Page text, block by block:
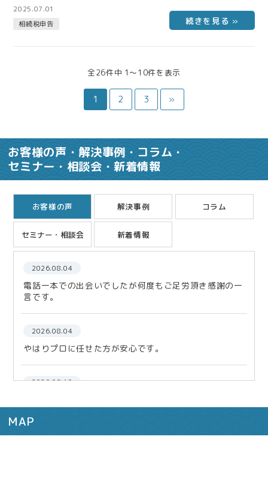
かせください。 相続に対する税金やその他、わからない事だ
らけだった。 当事務所にご相談いただくことで不安は解消さ
れましたか? 当事務所にご依頼いただいて感じたことをご自
2025.07.01
相続税申告
全26件中 1〜10件を表示
1 2 3 »
お客様の声・解決事例・コラム・
セミナー・相談会・新着情報
お客様の声 解決事例 コラム
セミナー・相談会 新着情報
2026.08.04
電話一本での出会いでしたが何度もご足労頂き感謝の一
言です。
2026.08.04
やはりプロに任せた方が安心です。
2026.02.10
2025.12.12
MAP